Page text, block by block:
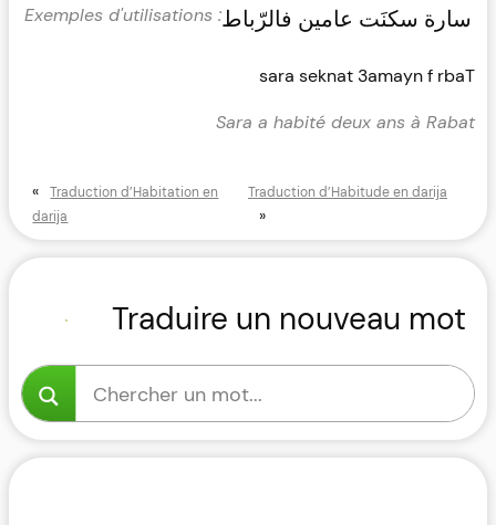
سارة سكنَت عامين فالرّباط
sara seknat 3amayn f rbaT
Sara a habité deux ans à Rabat
«
Traduction d’Habitation en
darija
Traduction d’Habitude en darija
»
Traduire un nouveau mot